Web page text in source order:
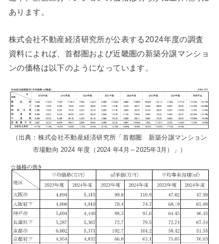
あります。
株式会社不動産経済研究所が公表する2024年度の調査
資料によれば、首都圏および近畿圏の新築分譲マンショ
ンの価格は以下のようになっています。
（出典：株式会社不動産経済研究所「首都圏 新築分譲マンション
市場動向 2024 年度（2024 年4月～2025年3月）」）